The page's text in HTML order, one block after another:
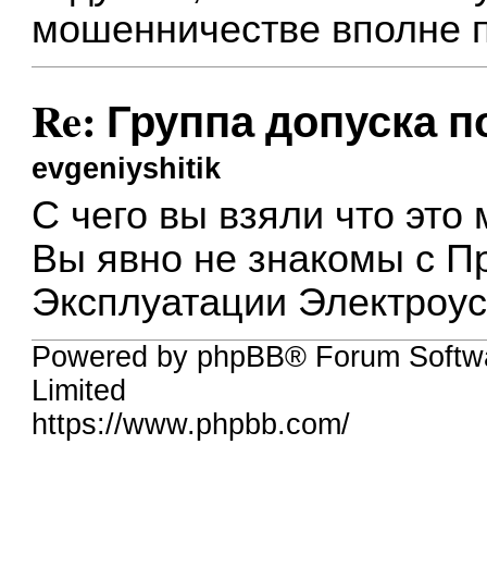
мошенничестве вполне
Re: Группа допуска
evgeniyshitik
С чего вы взяли что
Вы явно не знакомы с
Эксплуатации
Powered by phpBB® Forum
Limited
https://www.phpbb.com/